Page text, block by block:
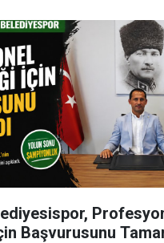
Başvurusunu